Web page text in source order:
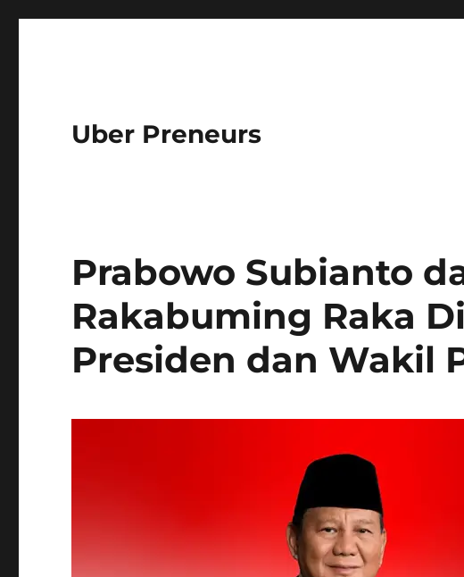
Uber Preneurs
Prabowo Subianto
Rakabuming Raka
Presiden dan Wakil